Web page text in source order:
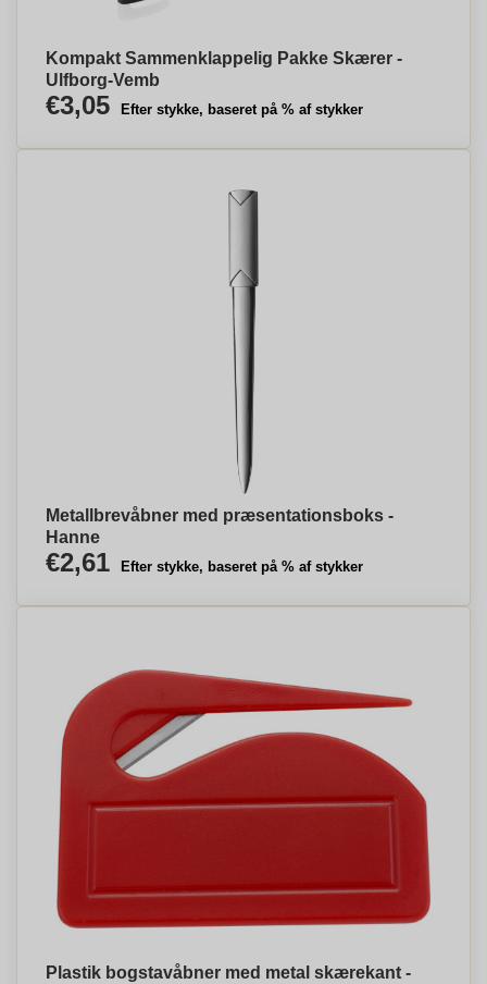
Kompakt Sammenklappelig Pakke Skærer -
Ulfborg-Vemb
€3,05 Efter stykke, baseret på % af stykker
Metallbrevåbner med præsentationsboks -
Hanne
€2,61 Efter stykke, baseret på % af stykker
Plastik bogstavåbner med metal skærekant -